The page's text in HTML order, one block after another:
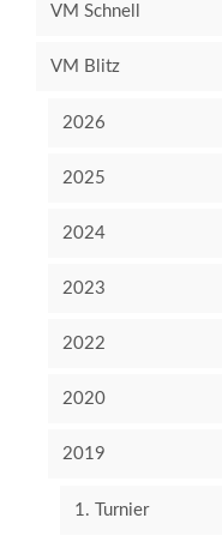
VM Schnell
VM Blitz
2026
2025
2024
2023
2022
2020
2019
1. Turnier